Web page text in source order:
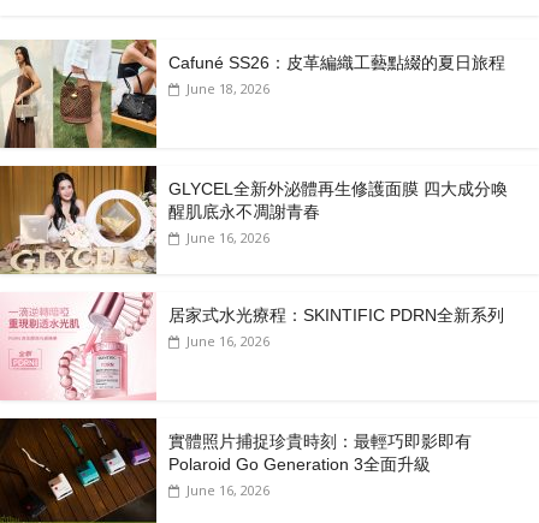
Cafuné SS26：皮革編織工藝點綴的夏日旅程
June 18, 2026
GLYCEL全新外泌體再生修護面膜 四大成分喚
醒肌底永不凋謝青春
June 16, 2026
居家式水光療程：SKINTIFIC PDRN全新系列
June 16, 2026
實體照片捕捉珍貴時刻：最輕巧即影即有
Polaroid Go Generation 3全面升級
June 16, 2026